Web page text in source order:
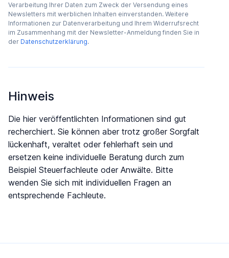
Verarbeitung Ihrer Daten zum Zweck der Versendung eines
Newsletters mit werblichen Inhalten einverstanden. Weitere
Informationen zur Datenverarbeitung und Ihrem Widerrufsrecht
im Zusammenhang mit der Newsletter-Anmeldung finden Sie in
der Datenschutzerklärung.
Hinweis
Die hier veröffentlichten Informationen sind gut
recherchiert. Sie können aber trotz großer Sorgfalt
lückenhaft, veraltet oder fehlerhaft sein und
ersetzen keine individuelle Beratung durch zum
Beispiel Steuerfachleute oder Anwälte. Bitte
wenden Sie sich mit individuellen Fragen an
entsprechende Fachleute.